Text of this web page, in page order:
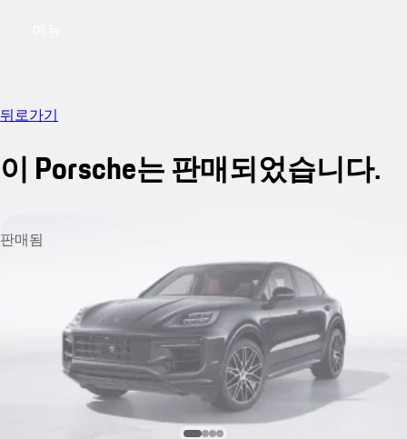
뒤로가기
이 Porsche는 판매되었습니다.
판매됨